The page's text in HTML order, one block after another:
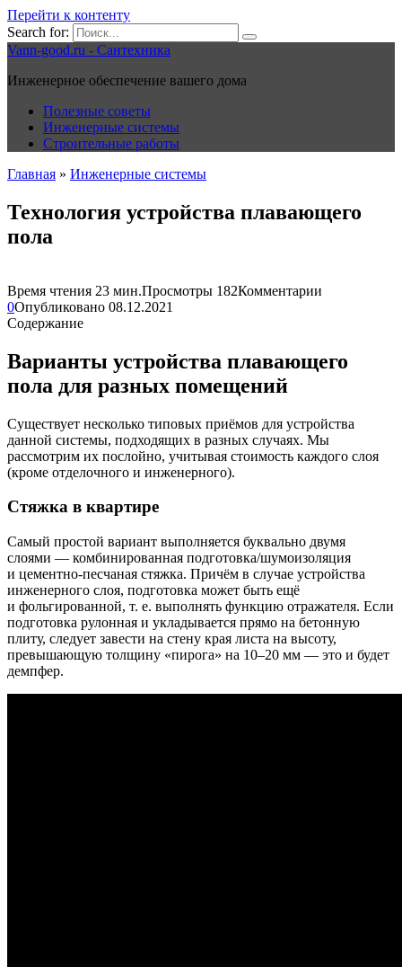
Перейти к контенту
Search for:
Vann-good.ru - Сантехника
Инженерное обеспечение вашего дома
Полезные советы
Инженерные системы
Строительные работы
Главная » Инженерные системы
Технология устройства плавающего
пола
Время чтения 23 мин.Просмотры 182Комментарии
0Опубликовано 08.12.2021
Содержание
Варианты устройства плавающего
пола для разных помещений
Существует несколько типовых приёмов для устройства
данной системы, подходящих в разных случаях. Мы
рассмотрим их послойно, учитывая стоимость каждого слоя
(кроме отделочного и инженерного).
Стяжка в квартире
Самый простой вариант выполняется буквально двумя
слоями — комбинированная подготовка/шумоизоляция
и цементно-песчаная стяжка. Причём в случае устройства
инженерного слоя, подготовка может быть ещё
и фольгированной, т. е. выполнять функцию отражателя. Если
подготовка рулонная и укладывается прямо на бетонную
плиту, следует завести на стену края листа на высоту,
превышающую толщину «пирога» на 10–20 мм — это и будет
демпфер.